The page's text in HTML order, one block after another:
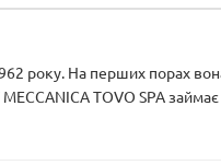
року. На перших порах
TOVO SPA